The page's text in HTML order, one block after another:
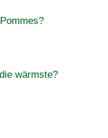
wärmste?